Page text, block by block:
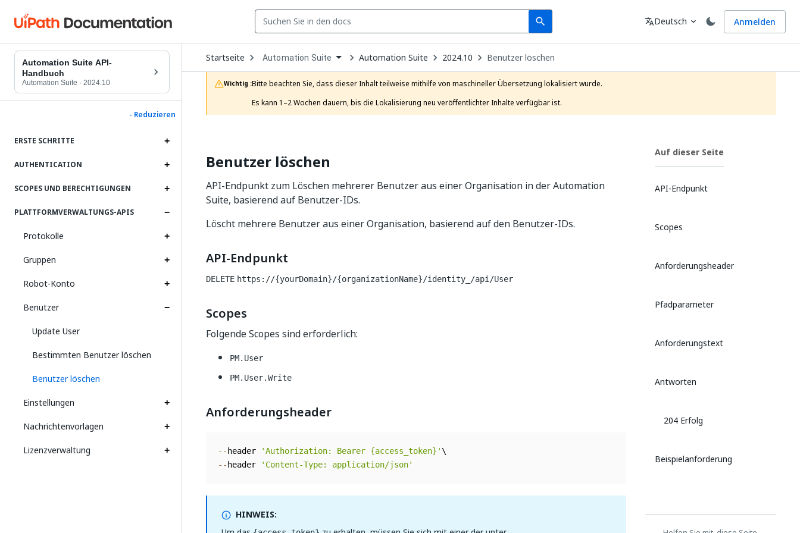
search
Search Sprache
translateDeutsch expand_more Anmelden
Automation Suite API-
Handbuch
Automation Suite · 2024.10
- Reduzieren
ERSTE SCHRITTE
AUTHENTICATION
SCOPES UND BERECHTIGUNGEN
PLATTFORMVERWALTUNGS-APIS
Protokolle
Gruppen
Robot-Konto
Benutzer
Update User
Bestimmten Benutzer löschen
Benutzer löschen
Einstellungen
Nachrichtenvorlagen
Lizenzverwaltung
Startseite Open
Dropdown
to
choose
product
Automation Suite Automation Suite 2024.10 Benutzer löschen
Wichtig :Bitte beachten Sie, dass dieser Inhalt teilweise mithilfe von maschineller Übersetzung lokalisiert wurde.
Es kann 1–2 Wochen dauern, bis die Lokalisierung neu veröffentlichter Inhalte verfügbar ist.
Benutzer löschen
API-Endpunkt zum Löschen mehrerer Benutzer aus einer Organisation in der Automation
Suite, basierend auf Benutzer-IDs.
Löscht mehrere Benutzer aus einer Organisation, basierend auf den Benutzer-IDs.
API-Endpunkt
DELETE https://{yourDomain}/{organizationName}/identity_/api/User
Scopes
Folgende Scopes sind erforderlich:
PM.User
PM.User.Write
Anforderungsheader
-- header 'Authorization: Bearer {access_token}'
-- header 'Content-Type: application/json'
HINWEIS:
Auf dieser Seite
API-Endpunkt
Scopes
Anforderungsheader
Pfadparameter
Anforderungstext
Antworten
204 Erfolg
Beispielanforderung